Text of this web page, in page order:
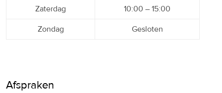
Zaterdag 10:00 – 15:00
Zondag Gesloten
Afspraken